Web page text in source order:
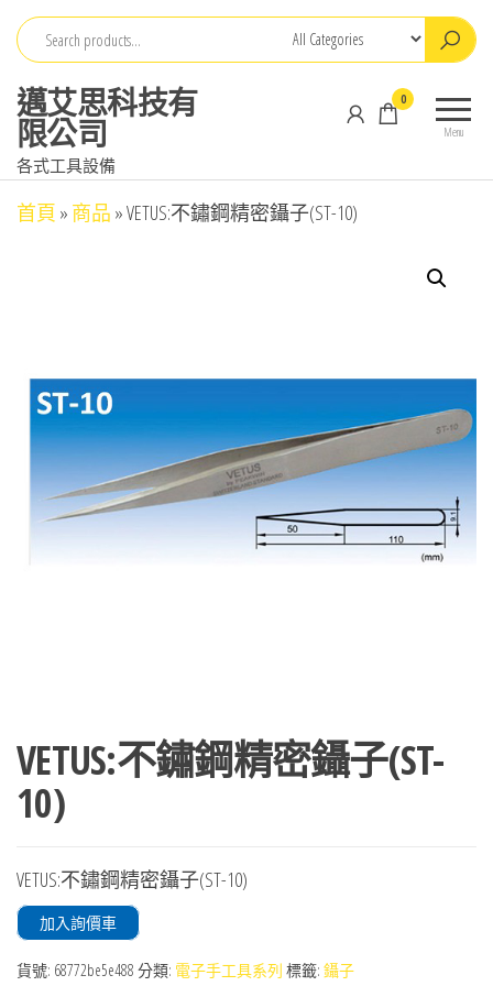
Skip
content
邁艾思科技有
限公司
各式工具設備
Menu
0
首頁 » 商品 »VETUS:不鏽鋼精密鑷子(ST-10)
VETUS:不鏽鋼精密鑷子(ST-
10)
VETUS:不鏽鋼精密鑷子(ST-10)
加入詢價車
貨號: 68772be5e488 分類: 電子手工具系列 標籤: 鑷子